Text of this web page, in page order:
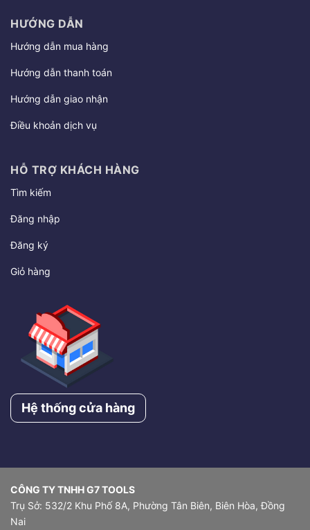
HƯỚNG DẪN
Hướng dẫn mua hàng
Hướng dẫn thanh toán
Hướng dẫn giao nhận
Điều khoản dịch vụ
HỖ TRỢ KHÁCH HÀNG
Tìm kiếm
Đăng nhập
Đăng ký
Giỏ hàng
Hệ thống cửa hàng
CÔNG TY TNHH G7 TOOLS
Trụ Sở: 532/2 Khu Phố 8A, Phường Tân Biên, Biên Hòa, Đồng
Nai